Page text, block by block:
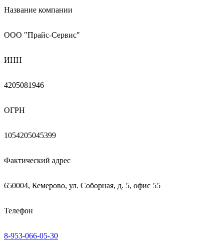
Название компании
ООО "Прайс-Сервис"
ИНН
4205081946
ОГРН
1054205045399
Фактический адрес
650004, Кемерово, ул. Соборная, д. 5, офис 55
Телефон
8-953-066-05-30